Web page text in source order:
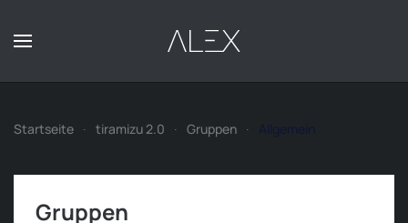
Zum Hauptinhalt springen
Startseite tiramizu 2.0 Gruppen
Gruppen